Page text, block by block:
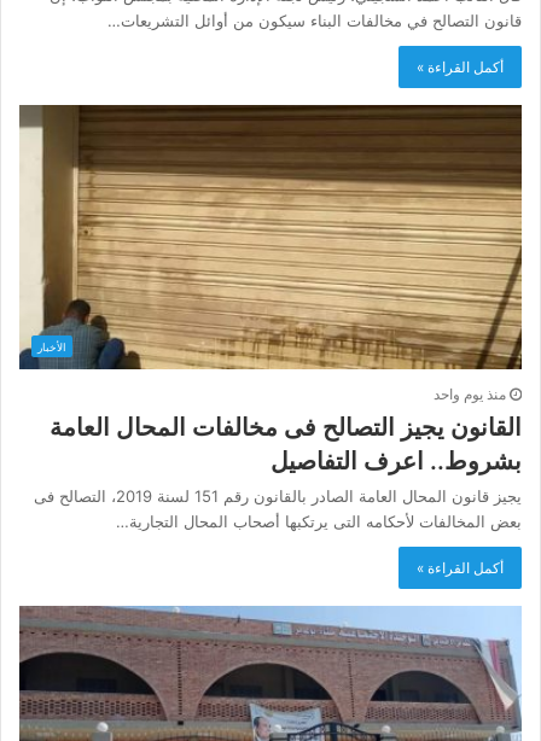
قانون التصالح في مخالفات البناء سيكون من أوائل التشريعات…
أكمل القراءة »
الأخبار
منذ يوم واحد
القانون يجيز التصالح فى مخالفات المحال العامة
بشروط.. اعرف التفاصيل
يجيز قانون المحال العامة الصادر بالقانون رقم 151 لسنة 2019، التصالح فى
بعض المخالفات لأحكامه التى يرتكبها أصحاب المحال التجارية…
أكمل القراءة »